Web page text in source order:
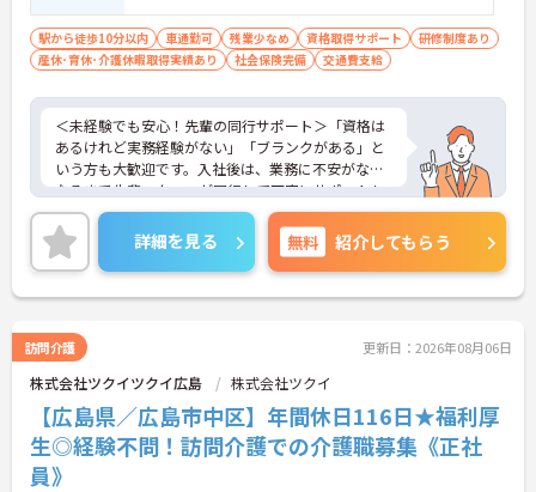
駅から徒歩10分以内 車通勤可 残業少なめ 資格取得サポート
研修制度あり
産休･育休･介護休暇取得実績あり
社会保険完備 交通費支給
＜未経験でも安心！先輩の同行サポート＞「資格は
あるけれど実務経験がない」「ブランクがある」と
いう方も大歓迎です。入社後は、業務に不安がなく
なるまで先輩スタッフが同行して丁寧にサポートし
ます。実際に未経験からスタートしたスタッフも多
く在籍しており、安心してチャレンジできる環境で
す。
＜移動時間も時給発生！充実の手当でしっかり稼げ
る＞訪問介護で気になる「移動時間」にもしっかり
当（時給500円UP）や早朝夜間手当、ICT手当など、
各種手当が充実しています。
詳細を見る 無料 紹介してもらう
訪問介護 更新日：2026年08月06日
株式会社ツクイツクイ広島 株式会社ツクイ
【広島県／広島市中区】年間休日116日★福利厚
生◎経験不問！訪問介護での介護職募集《正社
員》